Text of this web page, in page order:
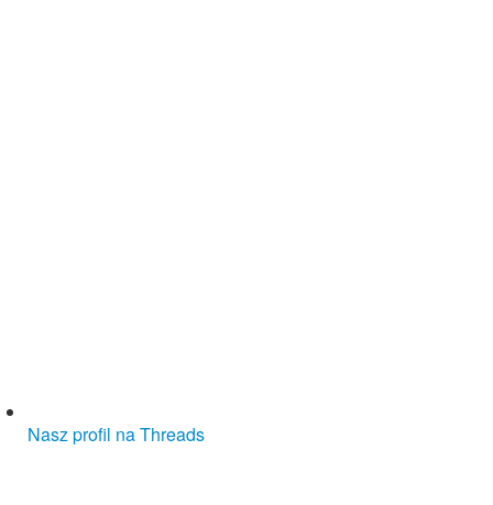
Nasz profil na Threads